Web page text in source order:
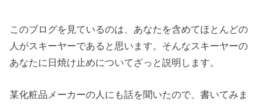
このブログを見ているのは、あなたを含めてほとんどの
人がスキーヤーであると思います。そんなスキーヤーの
あなたに日焼け止めについてざっと説明します。
某化粧品メーカーの人にも話を聞いたので、書いてみま